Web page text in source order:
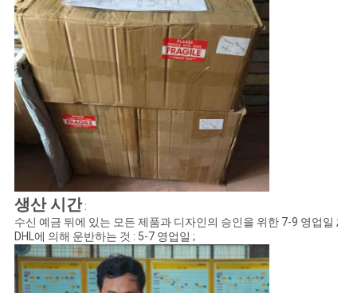
생산 시간 :
수신 예금 뒤에 있는 모든 제품과 디자인의 승인을 위한 7-9 영업일 ;
DHL에 의해 운반하는 것 : 5-7 영업일 ;